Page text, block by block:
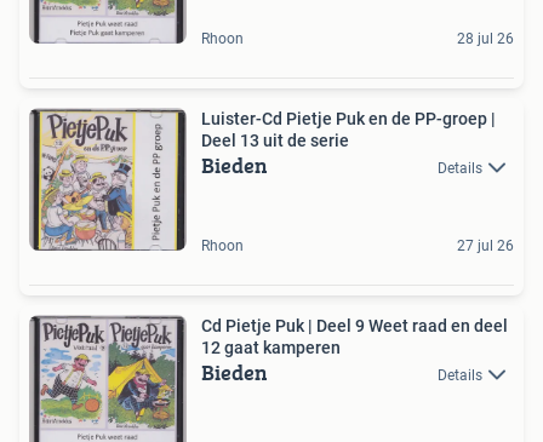
Rhoon 28 jul 26
Luister-Cd Pietje Puk en de PP-groep |
Deel 13 uit de serie
Bieden Details
Rhoon 27 jul 26
Cd Pietje Puk | Deel 9 Weet raad en deel
12 gaat kamperen
Bieden Details